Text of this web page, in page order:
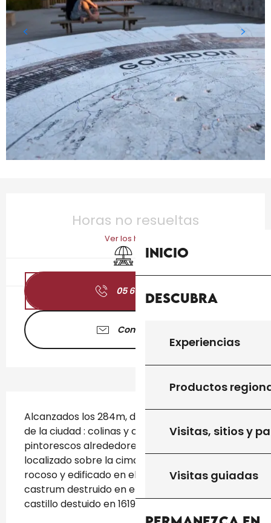
Inicio
Descubra
Experiencias
Productos
Visitas, sitios y
Visitas guiadas
Horas no resueltas
Ver los horarios
Zona de picnic
Se aceptan animales
05 65 27 01▒▒
Contáctenos
Alcanzados los 284m, disfrute del panorama
de la ciudad : colinas y campos de los
pintorescos alrededores. Este punto de vista
localizado sobre la cima de un afloramiento
rocoso y edificado en el sitio del antigo
castrum destruido en el siglo X, y del antiguo
castillo destuido en 1619, es un lugar...